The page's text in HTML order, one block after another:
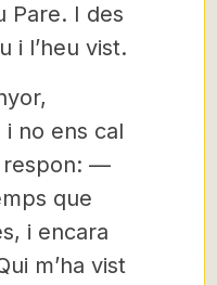
Pare. I des
i l’heu vist.
i no ens cal
respon: —
que
i encara
m’ha vist